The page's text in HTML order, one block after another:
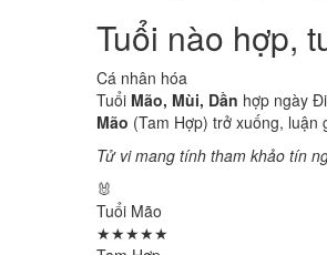
Tuổi nào hợp,
Cá nhân hóa
Tuổi Mão, Mùi, Dần hợp ngày
Mão (Tam Hợp) trở xuống, luận
Tử vi mang tính tham khảo tín
🐰
Tuổi Mão
★★★★★